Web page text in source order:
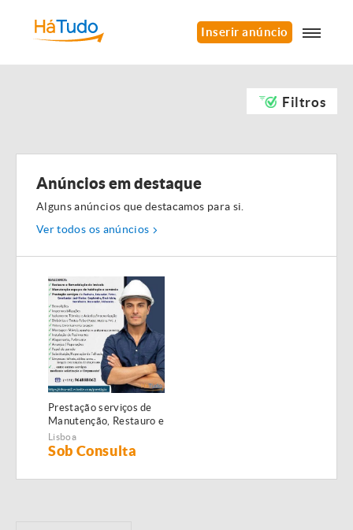
Inserir anúncio
Filtros
Anúncios em destaque
Alguns anúncios que destacamos para si.
Ver todos os anúncios
Prestação serviços de
Manutenção, Restauro e
Remodelação de
imóveis!
Lisboa
Sob Consulta